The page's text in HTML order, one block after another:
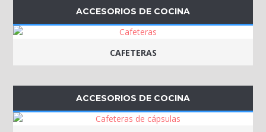
ACCESORIOS DE COCINA
CAFETERAS
ACCESORIOS DE COCINA